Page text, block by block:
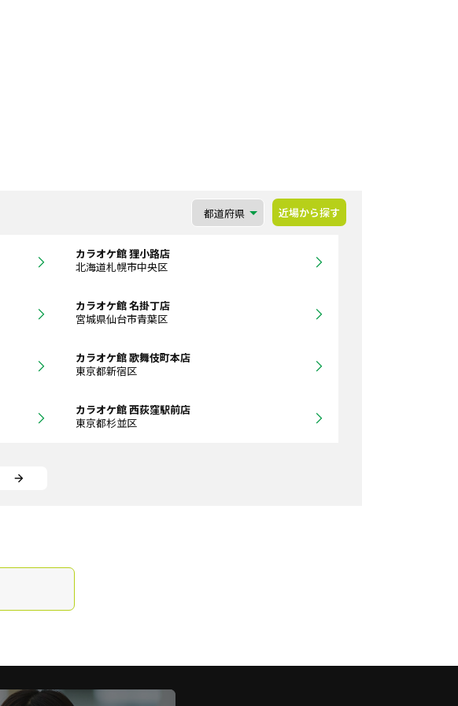
近場から探す
カラオケ館 狸小路店
北海道札幌市中央区
カラオケ館 名掛丁店
宮城県仙台市青葉区
カラオケ館 歌舞伎町本店
東京都新宿区
カラオケ館 西荻窪駅前店
東京都杉並区